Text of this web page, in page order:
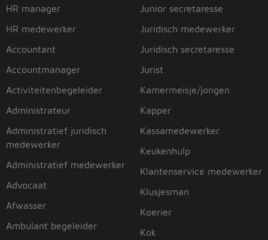
HR manager
HR medewerker
Accountant
Accountmanager
Activiteitenbegeleider
Administrateur
Administratief juridisch
medewerker
Administratief medewerker
Advocaat
Afwasser
Ambulant begeleider
Junior secretaresse
Juridisch medewerker
Juridisch secretaresse
Jurist
Kamermeisje/jongen
Kapper
Kassamedewerker
Keukenhulp
Klantenservice medewerker
Klusjesman
Koerier
Kok